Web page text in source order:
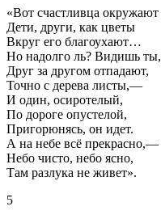
«Вот счастливца окружают
Дети, други, как цветы
Вкруг его благоухают…
Но надолго ль? Видишь ты,
Друг за другом отпадают,
Точно с дерева листы,—
И один, осиротелый,
По дороге опустелой,
Пригорюнясь, он идет.
А на небе всё прекрасно,—
Небо чисто, небо ясно,
Там разлука не живет».
5